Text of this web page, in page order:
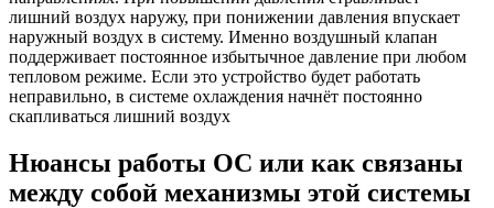
лишний воздух наружу, при понижении давления впускает
наружный воздух в систему. Именно воздушный клапан
поддерживает постоянное избытычное давление при любом
тепловом режиме. Если это устройство будет работать
неправильно, в системе охлаждения начнёт постоянно
скапливаться лишний воздух
Нюансы работы ОС или как связаны
между собой механизмы этой системы